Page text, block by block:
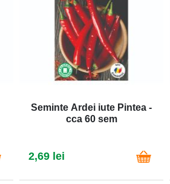
Seminte Ardei iute Pintea -
cca 60 sem
2,69 lei